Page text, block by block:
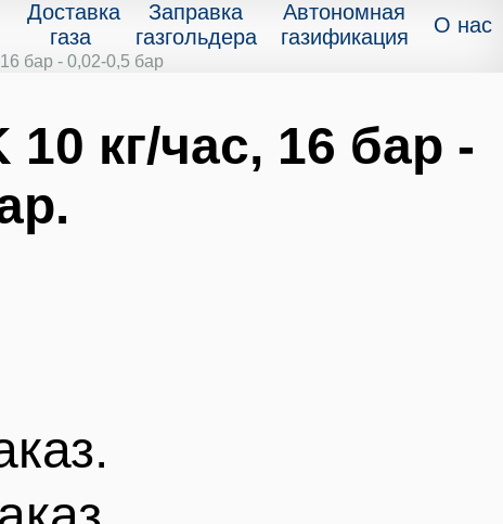
Доставка
газа
Заправка
газгольдера
Автономная
газификация
О нас
бар - 0,02-0,5 бар
кг/час, 16 бар -